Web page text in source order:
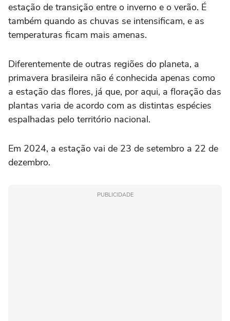
estação de transição entre o inverno e o verão. É
também quando as chuvas se intensificam, e as
temperaturas ficam mais amenas.
Diferentemente de outras regiões do planeta, a
primavera brasileira não é conhecida apenas como
a estação das flores, já que, por aqui, a floração das
plantas varia de acordo com as distintas espécies
espalhadas pelo território nacional.
Em 2024, a estação vai de 23 de setembro a 22 de
dezembro.
PUBLICIDADE